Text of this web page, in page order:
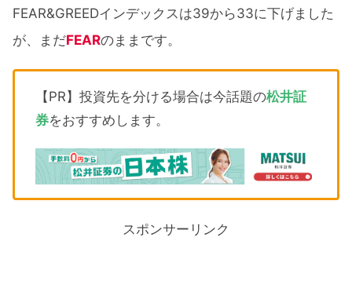
FEAR&GREEDインデックスは39から33に下げました
が、まだFEARのままです。
【PR】投資先を分ける場合は今話題の松井証
券をおすすめします。
スポンサーリンク